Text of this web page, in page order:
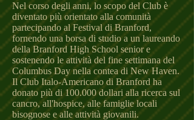
Nel corso degli anni, lo scopo del Club è
diventato più orientato alla comunità
partecipando al Festival di Branford,
fornendo una borsa di studio a un laureando
della Branford High School senior e
sostenendo le attività del fine settimana del
Columbus Day nella contea di New Haven.
Il Club Italo-Americano di Branford ha
donato più di 100.000 dollari alla ricerca sul
cancro, all'hospice, alle famiglie locali
bisognose e alle attività giovanili.